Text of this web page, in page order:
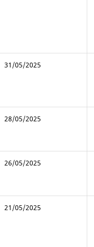
31/05/2025
28/05/2025
26/05/2025
21/05/2025